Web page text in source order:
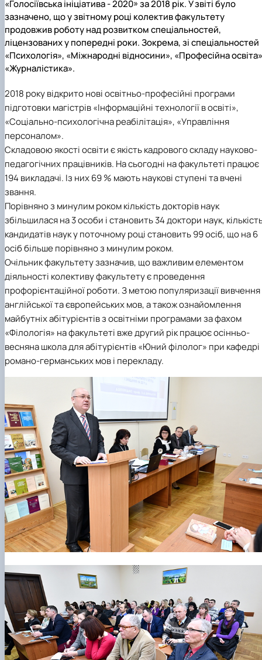
Іноземні мови
Працевлаштування
Їдальні та буфети
Студентські квитки
Центр вивчення мов
Психологічна підтримка
Інклюзивне середовище
Рада молодих вчених
Наукові школи
Стартап школа НУБіП України
Методичні рекомендації, пам'ятки
Форми документів
Патентно-ліцензійна діяльність
ЦКНО «Агропромисловий комплекс, лісове і
садово-паркове господарство, ветеринарна
медицина»
Обладнання НУБіП України
Біоетична комісія
Наукові видання
Досліднику та автору
Звіт про проведення НТЗ
Наукові журнали НУБіП України
заходів
Порядок планування та організації
проведення НТЗ
Наука для бізнесу
Каталог наукових послуг
«SEB-2024»
Наглядова рада
Рада роботодавців
Благодійний фонд «Голосіївська ініціатива
2020»
Історія університету
Видатні випускники та працівники
Звіт ректора
Пам'яті захисників України
Почесні доктори і професори НУБіП України
Вибори ректора
Програма розвитку університету
ініціатива – 2025»
Доступ до публічної інформації
Державні закупівлі
Офіційна символіка
Антикорупційні заходи
Уповноважена особа з питань запобігання
уповноваженого НУБіП України
Національні нормативно-правові акти
Нормативно-правові акти НУБіП України
Антикорупційні заходи
Гендерна радниця
Контактна інформація
«Голосіївська ініціатива - 2020» за 2018 рік. У звіті було
зазначено, що у звітному році колектив факультету
продовжив роботу над розвитком спеціальностей,
ліцензованих у попередні роки. Зокрема, зі спеціальностей
«Психологія», «Міжнародні відносини», «Професійна
«Журналістика».
2018 року відкрито нові освітньо-професійні програми
підготовки магістрів «Інформаційні технології в освіті»,
«Соціально-психологічна реабілітація», «Управління
персоналом».
Складовою якості освіти є якість кадрового складу науково-
педагогічних працівників. На сьогодні на факультеті працює
194 викладачі. Із них 69 % мають наукові ступені та вчені
звання.
Порівняно з минулим роком кількість докторів наук
збільшилася на 3 особи і становить 34 доктори наук,
кандидатів наук у поточному році становить 99 осіб, що на 6
осіб більше порівняно з минулим роком.
Очільник факультету зазначив, що важливим елементом
діяльності колективу факультету є проведення
профорієнтаційної роботи. З метою популяризації вивчення
англійської та європейських мов, а також ознайомлення
майбутніх абітурієнтів з освітніми програмами за фахом
«Філологія» на факультеті вже другий рік працює осінньо-
весняна школа для абітурієнтів «Юний філолог» при кафедрі
романо-германських мов і перекладу.